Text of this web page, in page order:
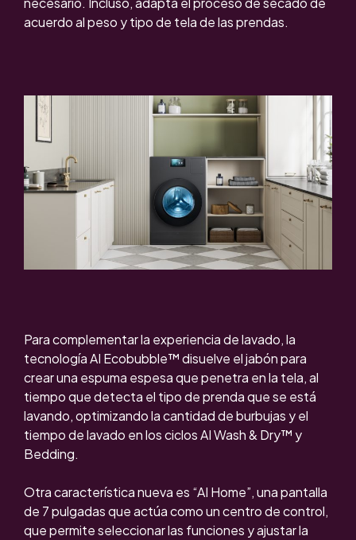
acuerdo al peso y tipo de tela de las prendas.
Para complementar la experiencia de lavado, la
tecnología AI Ecobubble™ disuelve el jabón para
crear una espuma espesa que penetra en la tela, al
tiempo que detecta el tipo de prenda que se está
lavando, optimizando la cantidad de burbujas y el
tiempo de lavado en los ciclos AI Wash & Dry™ y
Bedding.
Otra característica nueva es “AI Home”, una pantalla
de 7 pulgadas que actúa como un centro de control,
que permite seleccionar las funciones y ajustar la